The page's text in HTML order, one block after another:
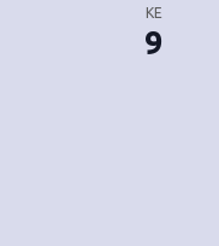
KE
9